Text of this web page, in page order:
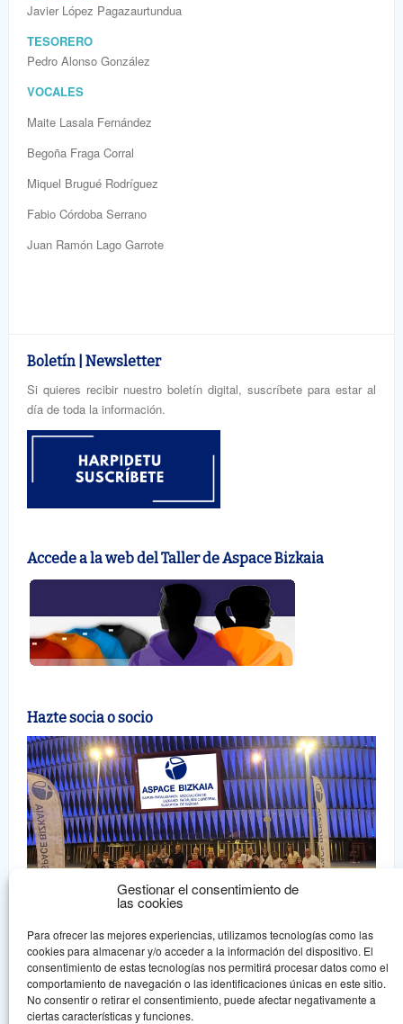
Gestionar el consentimiento de
las cookies
Para ofrecer las mejores experiencias, utilizamos tecnologías como las
cookies para almacenar y/o acceder a la información del dispositivo. El
consentimiento de estas tecnologías nos permitirá procesar datos como el
comportamiento de navegación o las identificaciones únicas en este sitio.
No consentir o retirar el consentimiento, puede afectar negativamente a
ciertas características y funciones.
Javier López Pagazaurtundua
TESORERO
Pedro Alonso González
VOCALES
Maite Lasala Fernández
Begoña Fraga Corral
Miquel Brugué Rodríguez
Fabio Córdoba Serrano
Juan Ramón Lago Garrote
Boletín | Newsletter
Si quieres recibir nuestro boletín digital, suscríbete para estar al
día de toda la información.
Accede a la web del Taller de Aspace Bizkaia
Hazte socia o socio
Aspace Bizkaia